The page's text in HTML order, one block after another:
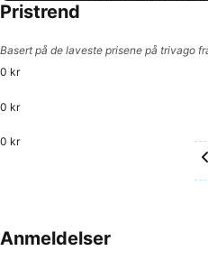
Pristrend
Basert på de laveste prisene på trivago
0 kr
0 kr
0 kr
Anmeldelser